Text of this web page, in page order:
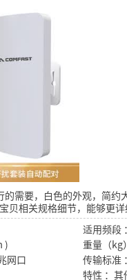
需要，白色的外观，简约
贝相关规格细节，能够更详
适用频段
)
重量（kg
网口
传输标准
特性 ：其